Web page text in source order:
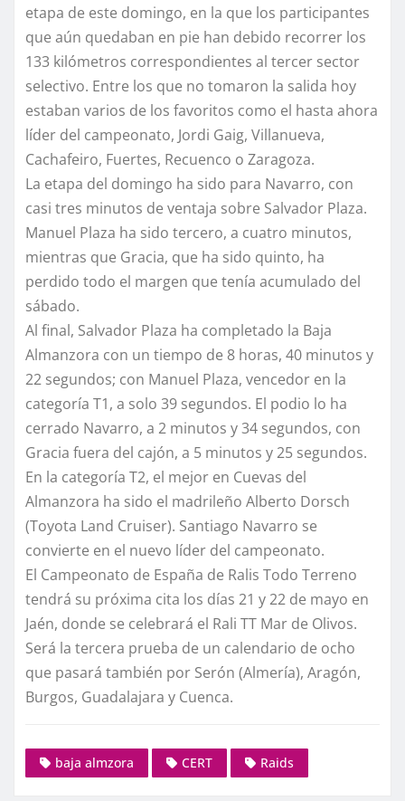
etapa de este domingo, en la que los participantes
que aún quedaban en pie han debido recorrer los
133 kilómetros correspondientes al tercer sector
selectivo. Entre los que no tomaron la salida hoy
estaban varios de los favoritos como el hasta ahora
líder del campeonato, Jordi Gaig, Villanueva,
Cachafeiro, Fuertes, Recuenco o Zaragoza.
La etapa del domingo ha sido para Navarro, con
casi tres minutos de ventaja sobre Salvador Plaza.
Manuel Plaza ha sido tercero, a cuatro minutos,
mientras que Gracia, que ha sido quinto, ha
perdido todo el margen que tenía acumulado del
sábado.
Al final, Salvador Plaza ha completado la Baja
Almanzora con un tiempo de 8 horas, 40 minutos y
22 segundos; con Manuel Plaza, vencedor en la
categoría T1, a solo 39 segundos. El podio lo ha
cerrado Navarro, a 2 minutos y 34 segundos, con
Gracia fuera del cajón, a 5 minutos y 25 segundos.
En la categoría T2, el mejor en Cuevas del
Almanzora ha sido el madrileño Alberto Dorsch
(Toyota Land Cruiser). Santiago Navarro se
convierte en el nuevo líder del campeonato.
El Campeonato de España de Ralis Todo Terreno
tendrá su próxima cita los días 21 y 22 de mayo en
Jaén, donde se celebrará el Rali TT Mar de Olivos.
Será la tercera prueba de un calendario de ocho
que pasará también por Serón (Almería), Aragón,
Burgos, Guadalajara y Cuenca.
baja almzora CERT Raids